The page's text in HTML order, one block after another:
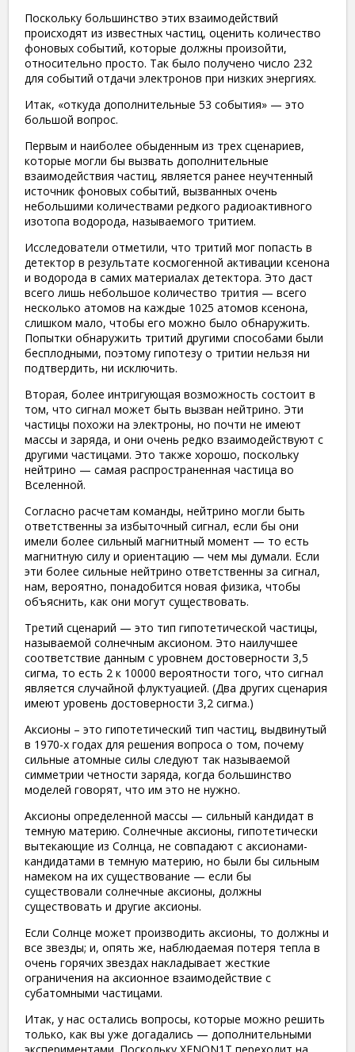
Поскольку большинство этих взаимодействий
происходят из известных частиц, оценить количество
фоновых событий, которые должны произойти,
относительно просто. Так было получено число 232
для событий отдачи электронов при низких энергиях.
Итак, «откуда дополнительные 53 события» — это
большой вопрос.
Первым и наиболее обыденным из трех сценариев,
которые могли бы вызвать дополнительные
взаимодействия частиц, является ранее неучтенный
источник фоновых событий, вызванных очень
небольшими количествами редкого радиоактивного
изотопа водорода, называемого тритием.
Исследователи отметили, что тритий мог попасть в
детектор в результате космогенной активации ксенона
и водорода в самих материалах детектора. Это даст
всего лишь небольшое количество трития — всего
несколько атомов на каждые 1025 атомов ксенона,
слишком мало, чтобы его можно было обнаружить.
Попытки обнаружить тритий другими способами были
бесплодными, поэтому гипотезу о тритии нельзя ни
подтвердить, ни исключить.
Вторая, более интригующая возможность состоит в
том, что сигнал может быть вызван нейтрино. Эти
частицы похожи на электроны, но почти не имеют
массы и заряда, и они очень редко взаимодействуют с
другими частицами. Это также хорошо, поскольку
нейтрино — самая распространенная частица во
Вселенной.
Согласно расчетам команды, нейтрино могли быть
ответственны за избыточный сигнал, если бы они
имели более сильный магнитный момент — то есть
магнитную силу и ориентацию — чем мы думали. Если
эти более сильные нейтрино ответственны за сигнал,
нам, вероятно, понадобится новая физика, чтобы
объяснить, как они могут существовать.
Третий сценарий — это тип гипотетической частицы,
называемой солнечным аксионом. Это наилучшее
соответствие данным с уровнем достоверности 3,5
сигма, то есть 2 к 10000 вероятности того, что сигнал
является случайной флуктуацией. (Два других сценария
имеют уровень достоверности 3,2 сигма.)
Аксионы – это гипотетический тип частиц, выдвинутый
в 1970-х годах для решения вопроса о том, почему
сильные атомные силы следуют так называемой
симметрии четности заряда, когда большинство
моделей говорят, что им это не нужно.
Аксионы определенной массы — сильный кандидат в
темную материю. Солнечные аксионы, гипотетически
вытекающие из Солнца, не совпадают с аксионами-
кандидатами в темную материю, но были бы сильным
намеком на их существование — если бы
существовали солнечные аксионы, должны
существовать и другие аксионы.
Если Солнце может производить аксионы, то должны и
все звезды; и, опять же, наблюдаемая потеря тепла в
очень горячих звездах накладывает жесткие
ограничения на аксионное взаимодействие с
субатомными частицами.
Итак, у нас остались вопросы, которые можно решить
только, как вы уже догадались — дополнительными
экспериментами. Поскольку XENON1T переходит на